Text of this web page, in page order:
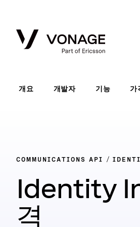
개요 개발자 기능 가
COMMUNICATIONS API
Identity
격